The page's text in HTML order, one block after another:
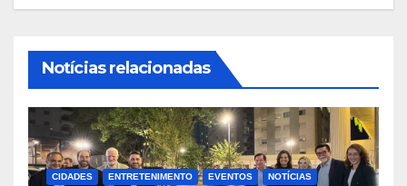
Notícias relacionadas
CIDADES ENTRETENIMENTO EVENTOS NOTÍCIAS